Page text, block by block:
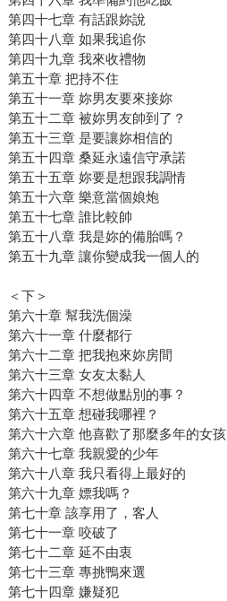
第四十七章 有話跟妳說
第四十八章 如果我追你
第四十九章 我來收禮物
第五十章 把持不住
第五十一章 妳男友要來接妳
第五十二章 被妳男友帥到了？
第五十三章 是要讓妳相信的
第五十四章 桑延永遠信守承諾
第五十五章 妳要是想跟我調情
第五十六章 樂意當個娘炮
第五十七章 誰比較帥
第五十八章 我是妳的備胎嗎？
第五十九章 讓你變成我一個人的
＜下＞
第六十章 幫我洗個澡
第六十一章 什麼都行
第六十二章 把我抱來妳房間
第六十三章 女友太黏人
第六十四章 不想做點別的事？
第六十五章 想碰我哪裡？
第六十六章 他喜歡了那麼多年的女孩
第六十七章 我親愛的少年
第六十八章 我只看得上最好的
第六十九章 嫖我嗎？
第七十章 該享用了，客人
第七十一章 咬破了
第七十二章 延不由衷
第七十三章 專挑鴨來選
第七十四章 嫌疑犯